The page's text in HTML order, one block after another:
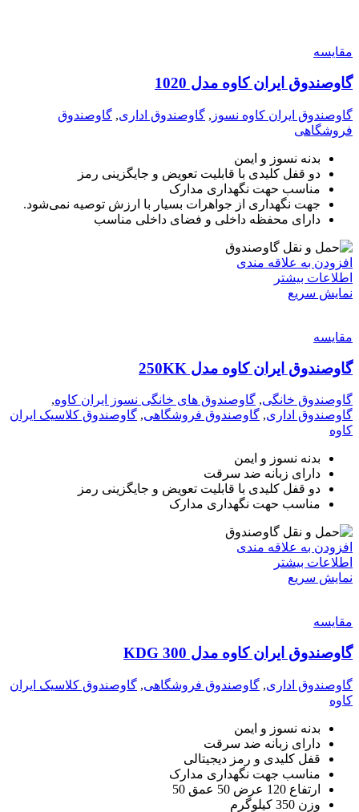
مقايسه
گاوصندوق ایران کاوه مدل 1020
گاوصندوق ایران کاوه نسوز , گاوصندوق اداری, گاوصندوق
فروشگاهی
بدنه نسوز و ایمن
دو قفل کلیدی با قابلیت تعویض و جایگزینی رمز
مناسب حهت نگهداری مدارک
جهت نگهداری از جواهرات بسیار با ارزش توصیه نمی‌شود.
دارای محفظه داخلی و فضای داخلی مناسب
افزودن به علاقه مندی
اطلاعات بیشتر
نمایش سریع
مقايسه
گاوصندوق ایران کاوه مدل 250KK
گاوصندوق خانگی, گاوصندوق های خانگی نسوز ایران کاوه,
گاوصندوق اداری, گاوصندوق فروشگاهی, گاوصندوق کلاسیک ایران
کاوه
بدنه نسوز و ایمن
دارای زبانه ضد سرقت
دو قفل کلیدی با قابلیت تعویض و جایگزینی رمز
مناسب حهت نگهداری مدارک
افزودن به علاقه مندی
اطلاعات بیشتر
نمایش سریع
مقايسه
گاوصندوق ایران کاوه مدل 300 KDG
گاوصندوق اداری, گاوصندوق فروشگاهی, گاوصندوق کلاسیک ایران
کاوه
بدنه نسوز و ایمن
دارای زبانه ضد سرقت
قفل کلیدی و رمز دیجیتالی
مناسب جهت نگهداری مدارک
ارتفاع 120 عرض 50 عمق 50
وزن 350 کیلوگرم